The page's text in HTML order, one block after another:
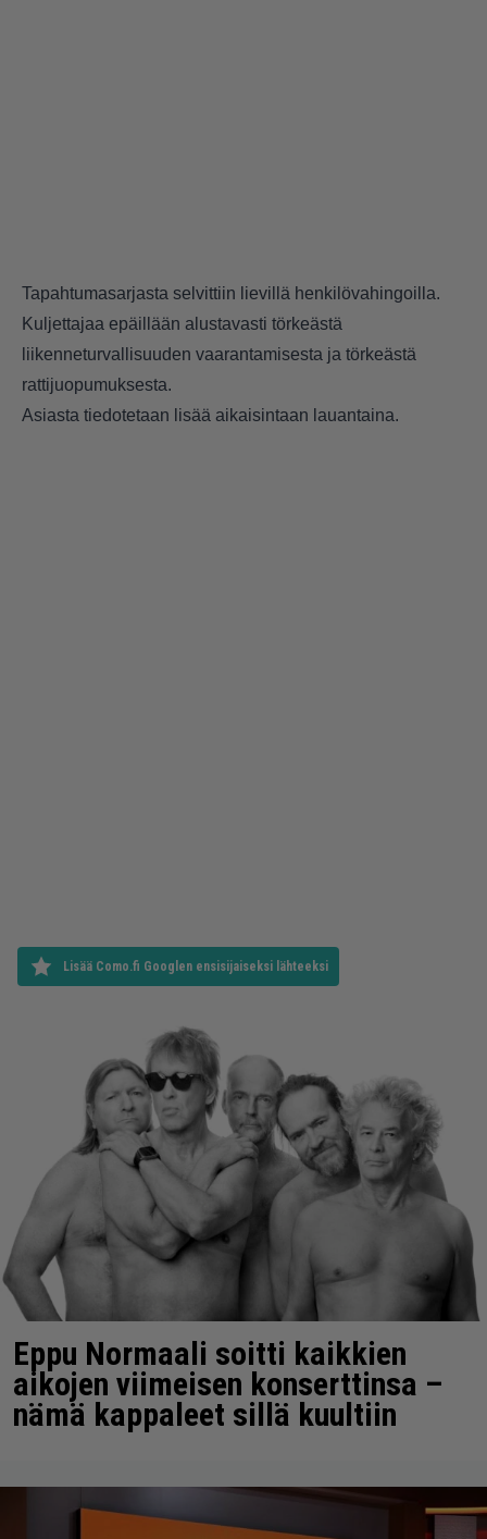
Tapahtumasarjasta selvittiin lievillä henkilövahingoilla.
Kuljettajaa epäillään alustavasti törkeästä
liikenneturvallisuuden vaarantamisesta ja törkeästä
rattijuopumuksesta.
Asiasta tiedotetaan lisää aikaisintaan lauantaina.
Lisää Como.fi Googlen ensisijaiseksi lähteeksi
Eppu Normaali soitti kaikkien
aikojen viimeisen konserttinsa –
nämä kappaleet sillä kuultiin